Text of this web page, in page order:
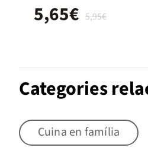
5,95€
5,65€
Categories
Cuina en família